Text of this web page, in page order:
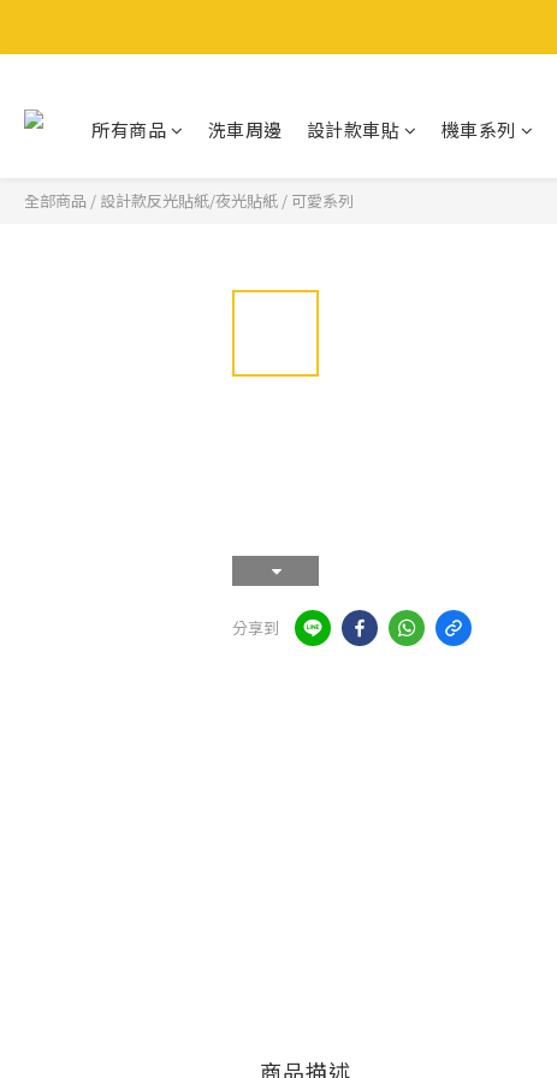
所有商品 洗車周邊 設計款車貼 機車系列
全部商品 / 設計款反光貼紙/夜光貼紙 / 可愛系列
分享到
商品描述